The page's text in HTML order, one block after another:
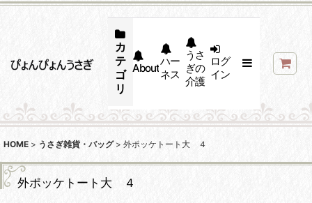
カ
テ
ゴ
リ
Aboutハー
ネス
うさ
ぎの
介護
ログ
イン
HOME > うさぎ雑貨・バッグ > 外ポッケトート大 ４
外ポッケトート大 ４